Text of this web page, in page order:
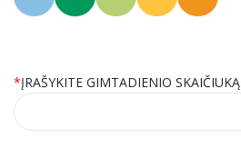
*ĮRAŠYKITE GIMTADIENIO SKAIČIUKĄ